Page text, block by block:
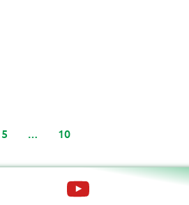
5 … 10